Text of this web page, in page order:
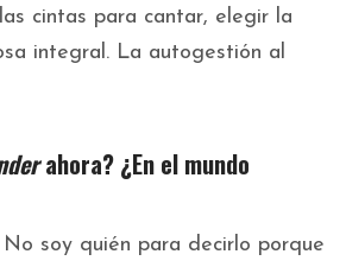
cintas para cantar, elegir la
integral. La autogestión al
ahora? ¿En el mundo
soy quién para decirlo porque